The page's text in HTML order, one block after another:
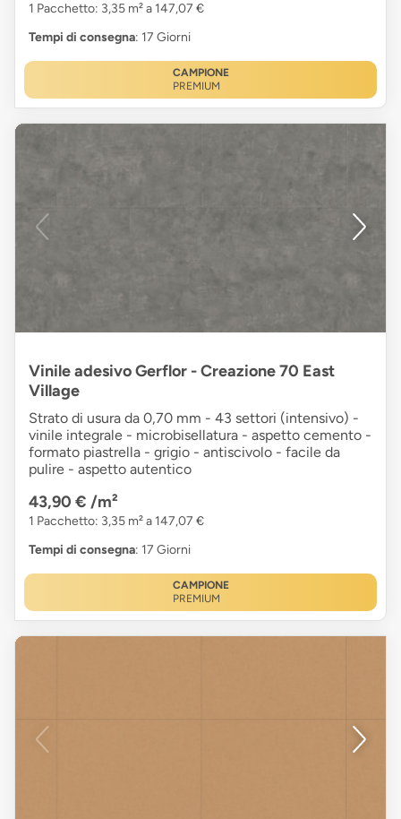
1 Pacchetto: 3,35 m² a 147,07 €
Tempi di consegna: 17 Giorni
CAMPIONE
PREMIUM
Vinile adesivo Gerflor - Creazione 70 East
Village
Strato di usura da 0,70 mm - 43 settori (intensivo) -
vinile integrale - microbisellatura - aspetto cemento -
formato piastrella - grigio - antiscivolo - facile da
pulire - aspetto autentico
43,90 € /m²
1 Pacchetto: 3,35 m² a 147,07 €
Tempi di consegna: 17 Giorni
CAMPIONE
PREMIUM